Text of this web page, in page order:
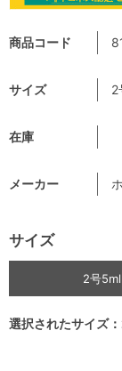
商品コード
サイズ 2
在庫
メーカー
サイズ
2号5ml
選択されたサイズ